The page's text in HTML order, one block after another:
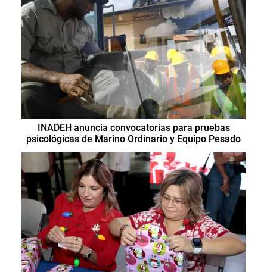
INADEH anuncia convocatorias para pruebas
psicológicas de Marino Ordinario y Equipo Pesado